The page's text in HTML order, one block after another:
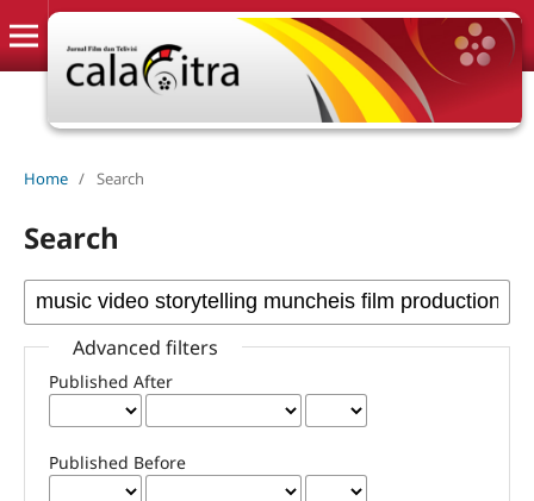
Home / Search
Search
Advanced filters
Published After
Published Before